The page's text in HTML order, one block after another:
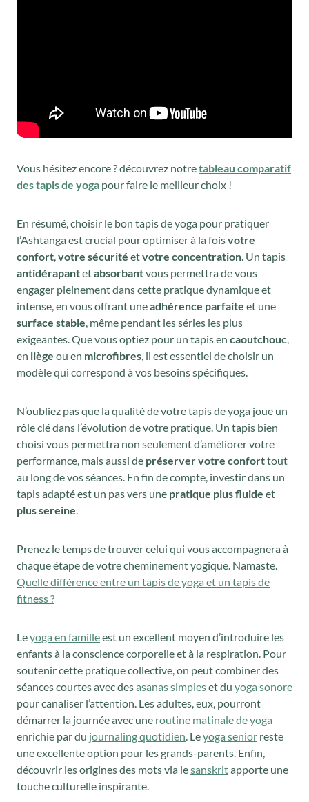
Vous hésitez encore ? découvrez notretableau comparatif
des tapis de yoga pour faire le meilleur choix !
En résumé, choisir le bon tapis de yoga pour pratiquer
l’Ashtanga est crucial pour optimiser à la foisvotre
confort votre sécurité etvotre concentration . Un tapis
antidérapantetabsorbantvous permettra de vous
engager pleinement dans cette pratique dynamique et
intense, en vous offrant uneadhérence parfaite et une
surface stable , même pendant les séries les plus
exigeantes. Que vous optiez pour un tapis en caoutchouc
en liège ou en microfibres , il est essentiel de choisir un
modèle qui correspond à vos besoins spécifiques.
N’oubliez pas que la qualité de votre tapis de yoga joue un
rôle clé dans l’évolution de votre pratique. Un tapis bien
choisi vous permettra non seulement d’améliorer votre
performance, mais aussi de préserver votre conforttout
au long de vos séances. En fin de compte, investir dans un
tapis adapté est un pas vers une pratique plus fluide et
plus sereine
Prenez le temps de trouver celui qui vous accompagnera à
chaque étape de votre cheminement yogique. Namaste.
Quelle différence entre un tapis de yoga et un tapis de
fitness ?
Leyoga en familleest un excellent moyen d’introduire les
enfants à la conscience corporelle et à la respiration. Pour
soutenir cette pratique collective, on peut combiner des
séances courtes avec desasanas simpleset du yoga sonore
pour canaliser l’attention. Les adultes, eux, pourront
démarrer la journée avec une routine matinale de yoga
enrichie par du journaling quotidien . Leyoga senior reste
une excellente option pour les grands-parents. Enfin,
découvrir les origines des mots via lesanskritapporte une
touche culturelle inspirante.